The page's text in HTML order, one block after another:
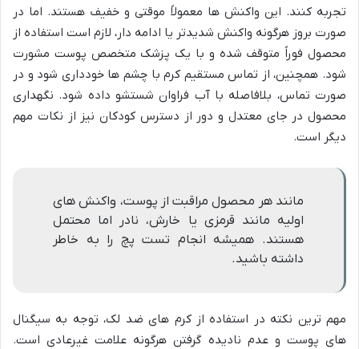
تجربه کنند. این واکنش ها معمولاً موقتی و خفیف هستند. اما در
صورت بروز هرگونه واکنش شدیدتر یا ادامه دار، لازم است استفاده از
محصول فوراً متوقف شده و با یک پزشک متخصص پوست مشورت
شود. همچنین، از تماس مستقیم کرم با چشم ها خودداری شود و در
صورت تماس، بلافاصله با آب فراوان شستشو داده شود. نگهداری
محصول در جای معتدل و دور از دسترس کودکان نیز از نکات مهم
دیگر است.
مانند هر محصول مراقبت از پوست، واکنش های
اولیه مانند قرمزی یا خارش، نادر اما محتمل
هستند. همیشه انجام تست پچ را به خاطر
داشته باشید.
مهم ترین نکته در استفاده از کرم های ضد لک، توجه به سیگنال
های پوست و عدم نادیده گرفتن هرگونه علامت غیرعادی است.